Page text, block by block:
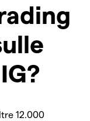
12.000